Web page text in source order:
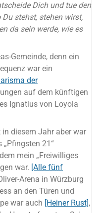
Dich und tue den
Du stehst, stehen wirst,
da sein werde, wie es
Gemeinde, denn ein
war ein
der
auf dem künftigen
Ignatius von Loyola
diesem Jahr aber war
21“
mein „Freiwilliges
war. [Alle fünf
Arena in Würzburg
an den Türen und
war auch [Heiner Rust],